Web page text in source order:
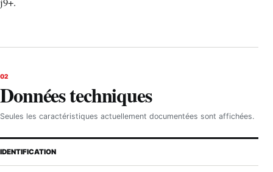
02
Données techniques
Seules les caractéristiques actuellement documentées sont affichées.
IDENTIFICATION